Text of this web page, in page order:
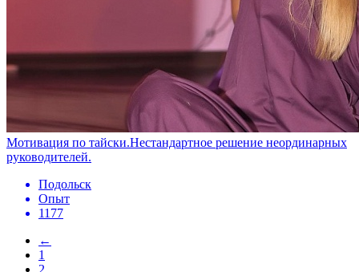
Мотивация по тайски.Нестандартное решение неординарных
руководителей.
Подольск
Опыт
1177
←
1